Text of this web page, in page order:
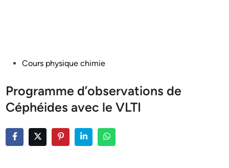
PostedCours physique chimie
Programme d’observations de
Céphéides avec le VLTI